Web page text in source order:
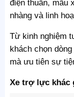
điện thuần, mẫu
nhàng và linh
Từ kinh nghiệm
khách chọn
mà ưu tiên sự
Xe trợ lực khác